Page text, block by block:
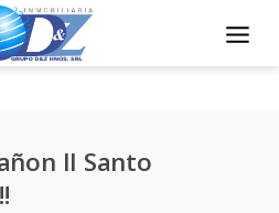
II Santo